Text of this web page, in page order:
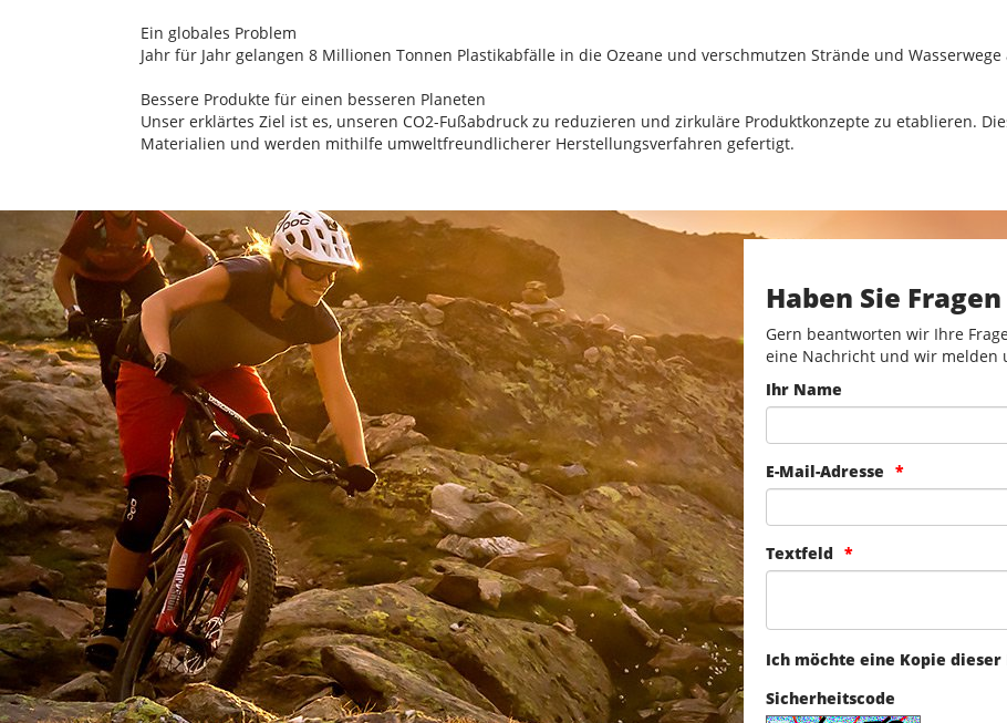
Ein globales Problem
Jahr für Jahr gelangen 8 Millionen Tonnen Plastikabfälle in die Ozeane und verschmutzen Strände und
Bessere Produkte für einen besseren Planeten
Unser erklärtes Ziel ist es, unseren CO2-Fußabdruck zu reduzieren und zirkuläre Produktkonzepte zu etablieren.
Materialien und werden mithilfe umweltfreundlicherer Herstellungsverfahren gefertigt.
Haben Sie
Gern beantworten wir Ihre
eine Nachricht und wir melden
Ihr Name
E-Mail-Adresse
Textfeld
Ich möchte eine Kopie
Sicherheitscode